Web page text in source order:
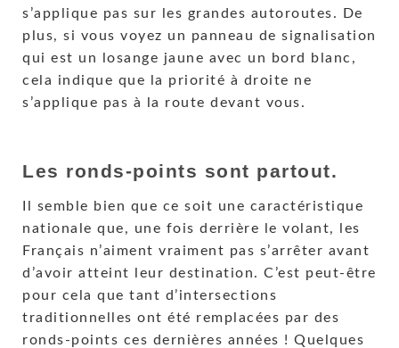
s’applique pas sur les grandes autoroutes. De
plus, si vous voyez un panneau de signalisation
qui est un losange jaune avec un bord blanc,
cela indique que la priorité à droite ne
s’applique pas à la route devant vous.
Les ronds-points sont partout.
Il semble bien que ce soit une caractéristique
nationale que, une fois derrière le volant, les
Français n’aiment vraiment pas s’arrêter avant
d’avoir atteint leur destination. C’est peut-être
pour cela que tant d’intersections
traditionnelles ont été remplacées par des
ronds-points ces dernières années ! Quelques